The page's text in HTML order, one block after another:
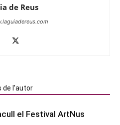
de Reus
de l'autor
el Festival ArtNus